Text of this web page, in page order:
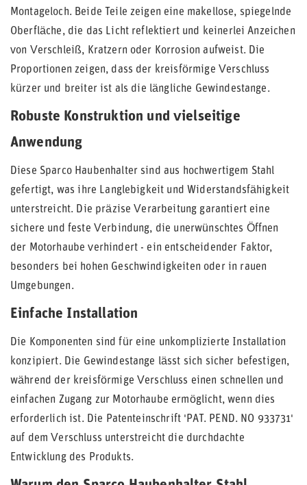
Montageloch. Beide Teile zeigen eine makellose, spiegelnde
Oberfläche, die das Licht reflektiert und keinerlei Anzeichen
von Verschleiß, Kratzern oder Korrosion aufweist. Die
Proportionen zeigen, dass der kreisförmige Verschluss
kürzer und breiter ist als die längliche Gewindestange.
Robuste Konstruktion und vielseitige
Anwendung
Diese Sparco Haubenhalter sind aus hochwertigem Stahl
gefertigt, was ihre Langlebigkeit und Widerstandsfähigkeit
unterstreicht. Die präzise Verarbeitung garantiert eine
sichere und feste Verbindung, die unerwünschtes Öffnen
der Motorhaube verhindert - ein entscheidender Faktor,
besonders bei hohen Geschwindigkeiten oder in rauen
Umgebungen.
Einfache Installation
Die Komponenten sind für eine unkomplizierte Installation
konzipiert. Die Gewindestange lässt sich sicher befestigen,
während der kreisförmige Verschluss einen schnellen und
einfachen Zugang zur Motorhaube ermöglicht, wenn dies
erforderlich ist. Die Patenteinschrift 'PAT. PEND. NO 933731'
auf dem Verschluss unterstreicht die durchdachte
Entwicklung des Produkts.